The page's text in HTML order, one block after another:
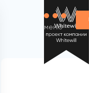
меню